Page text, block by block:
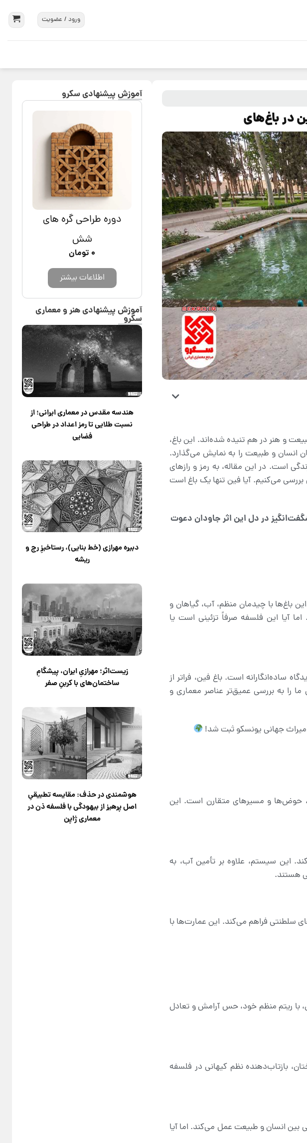
ورود / عضویت
در باغ‌های
و هنر در هم تنیده شده‌اند. این باغ،
انسان و طبیعت را به نمایش می‌گذارد.
است. در این مقاله، به رمز و رازهای
بررسی می‌کنیم. آیا فین تنها یک باغ است
در دل این اثر جاودان دعوت
باغ‌ها با چیدمان منظم، آب، گیاهان و
آیا این فلسفه صرفاً تزئینی است یا
ساده‌انگارانه است. باغ فین، فراتر از
را به بررسی عمیق‌تر عناصر معماری و
حوض‌ها و مسیرهای متقارن است. این
این سیستم، علاوه بر تأمین آب، به
هستند.
سلطنتی فراهم می‌کند. این عمارت‌ها با
با ریتم منظم خود، حس آرامش و تعادل
بازتاب‌دهنده نظم کیهانی در فلسفه
بین انسان و طبیعت عمل می‌کند. اما آیا
آموزش پیشنهادی سکرو
دوره طراحی گره های
شش
۰ تومان
اطلاعات بیشتر
آموزش پیشنهادی هنر و معماری
سکرو
هندسه مقدس در معماری ایرانی؛ از
نسبت طلایی تا رمز اعداد در طراحی
فضایی
دبیره مهرازی (خط بنایی)، رستاخیزِ رج و
ریشه
زیست‌اثر؛ مهرازیِ ایران، پیشگامِ
ساختمان‌های با کربنِ صفر
هوشمندی در حذف: مقایسه تطبیقیِ
اصل پرهیز از بیهودگی با فلسفه ذن در
معماری ژاپن